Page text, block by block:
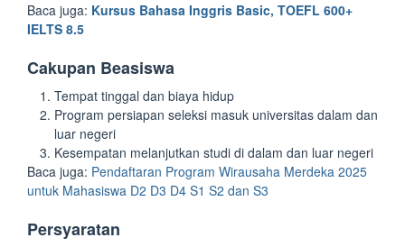
Baca juga: Kursus Bahasa Inggris Basic, TOEFL 600+
IELTS 8.5
Cakupan Beasiswa
Tempat tinggal dan biaya hidup
Program persiapan seleksi masuk universitas dalam dan
luar negeri
Kesempatan melanjutkan studi di dalam dan luar negeri
Baca juga: Pendaftaran Program Wirausaha Merdeka 2025
untuk Mahasiswa D2 D3 D4 S1 S2 dan S3
Persyaratan